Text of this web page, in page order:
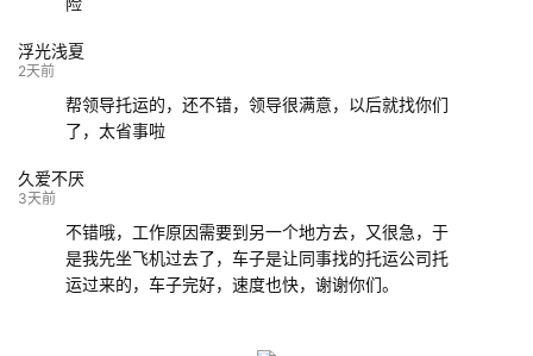
浮光浅夏
2天前
帮领导托运的，还不错，领导很满意，以后就找你们
了，太省事啦
久爱不厌
3天前
不错哦，工作原因需要到另一个地方去，又很急，于
是我先坐飞机过去了，车子是让同事找的托运公司托
运过来的，车子完好，速度也快，谢谢你们。